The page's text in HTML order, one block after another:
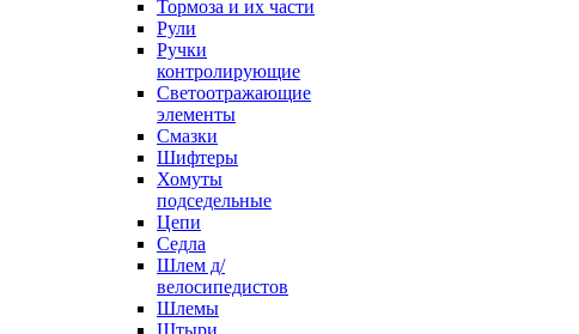
Тормоза и их части
Рули
Ручки
контролирующие
Светоотражающие
элементы
Смазки
Шифтеры
Хомуты
подседельные
Цепи
Седла
Шлем д/
велосипедистов
Шлемы
Штыри